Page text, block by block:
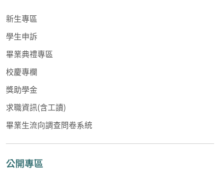
新生專區
學生申訴
畢業典禮專區
校慶專欄
獎助學金
求職資訊(含工讀)
畢業生流向調查問卷系統
公開專區